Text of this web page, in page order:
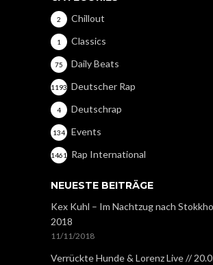
Chillout
2
Classics
1
Daily Beats
75
Deutscher Rap
1193
Deutschrap
4
Events
134
Rap International
1461
NEUESTE BEITRÄGE
Kex Kuhl – Im Nachtzug nach
2018
11/11/2018
Verrückte Hunde & Lorenz Live //